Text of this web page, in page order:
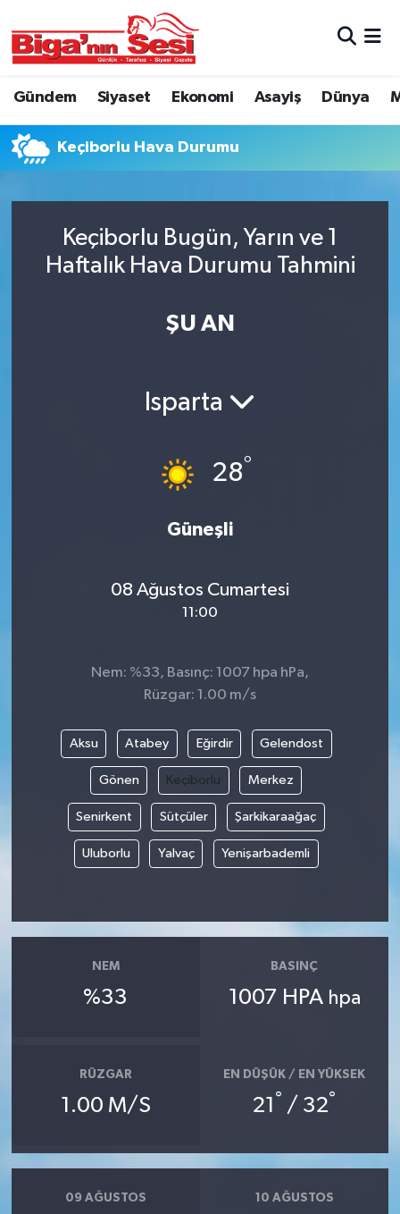
Gündem Siyaset Ekonomi Asayiş Dünya
Keçiborlu Hava Durumu
Keçiborlu Bugün, Yarın ve 1
Haftalık Hava Durumu Tahmini
ŞU AN
Isparta
28°
Güneşli
08 Ağustos Cumartesi
11:00
Nem: %33, Basınç: 1007 hpa hPa,
Rüzgar: 1.00 m/s
Aksu Atabey Eğirdir Gelendost
Gönen Keçiborlu Merkez
Senirkent Sütçüler Şarkikaraağaç
Uluborlu Yalvaç Yenişarbademli
NEM
%33
BASINÇ
1007 HPA hpa
RÜZGAR
1.00 M/S
EN DÜŞÜK / EN YÜKSEK
21 ° / 32°
09 AĞUSTOS 10 AĞUSTOS
Asayiş
Belde ve Köyler
Belediye
Dünya
Resmî ilanlar
Sağlık
Siyaset
Tarım ve Ekonomi
Yaşam
Çanakkale Hava Durumu
Süper Lig Puan Durumu ve Fikstür
Tüm Manşetler
Son Dakika Haberleri